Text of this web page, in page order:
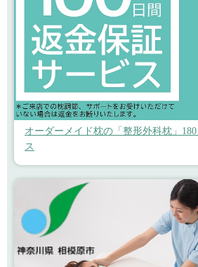
オーダーメイド枕の「整形外科枕」
ス